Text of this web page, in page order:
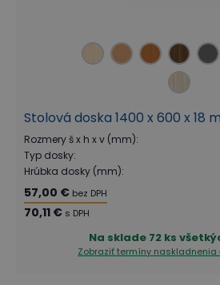
Stolová doska 1400 x 600 x 18
Rozmery š x h x v (mm):
Typ dosky:
Hrúbka dosky (mm):
57,00 € bez DPH
70,11 € s DPH
Na sklade 72 ks
Zobraziť termíny naskladnenia